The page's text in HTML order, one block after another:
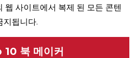
웹 사이트에서 복제 된 모든 콘텐
지됩니다.
10 북 메이커